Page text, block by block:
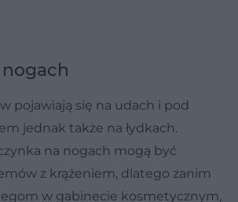
pojawiają się na udach i pod
jednak także na łydkach.
na nogach mogą być
z krążeniem, dlatego zanim
w gabinecie kosmetycznym,